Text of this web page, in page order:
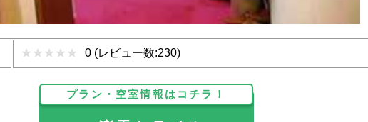
0 (レビュー数:230)
プラン・空室情報はコチラ！